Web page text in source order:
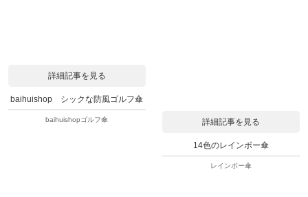
詳細記事を見る
baihuishop シックな防風ゴルフ傘
baihuishopゴルフ傘 詳細記事を見る
14色のレインボー傘
レインボー傘